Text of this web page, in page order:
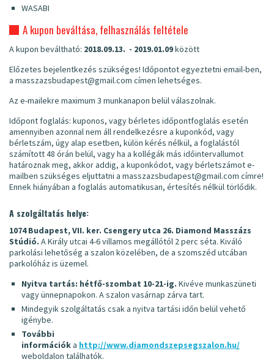
WASABI
A kupon beváltása, felhasználás feltétele
A kupon beváltható: 2018.09.13. - 2019.01.09között
Előzetes bejelentkezés szükséges! Időpontot egyeztetni email-ben,
a masszazsbudapest@gmail.com címen lehetséges.
Az e-mailekre maximum 3 munkanapon belül válaszolnak.
Időpont foglalás: kuponos, vagy bérletes időpontfoglalás esetén
amennyiben azonnal nem áll rendelkezésre a kuponkód, vagy
bérletszám, úgy alap esetben, külön kérés nélkül, a foglalástól
számított 48 órán belül, vagy ha a kollégák más időintervallumot
határoznak meg, akkor addig, a kuponkódot, vagy bérletszámot e-
mailben szükséges eljuttatni a masszazsbudapest@gmail.com címre!
Ennek hiányában a foglalás automatikusan, értesítés nélkül törlődik.
A szolgáltatás helye:
1074 Budapest, VII. ker. Csengery utca 26. Diamond Masszázs
Stúdió. A Király utcai 4-6 villamos megállótól 2 perc séta. Kiváló
parkolási lehetőség a szalon közelében, de a szomszéd utcában
parkolóház is üzemel.
Nyitva tartás: hétfő-szombat 10-21-ig. Kivéve munkaszüneti
vagy ünnepnapokon. A szalon vasárnap zárva tart.
Mindegyik szolgáltatás csak a nyitva tartási időn belül vehető
igénybe.
További
információka http://www.diamondszepsegszalon.hu/
weboldalon találhatók.